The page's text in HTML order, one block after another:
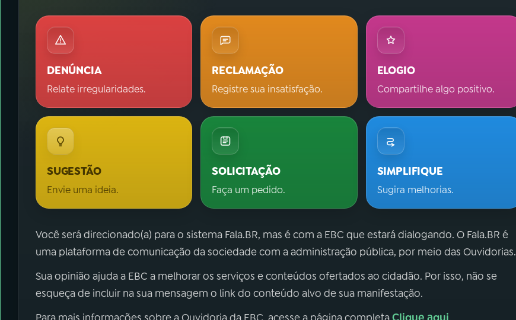
DENÚNCIA
Relate irregularidades.
RECLAMAÇÃO
Registre sua insatisfação.
ELOGIO
Compartilhe algo positivo.
SUGESTÃO
Envie uma ideia.
SOLICITAÇÃO
Faça um pedido.
SIMPLIFIQUE
Sugira melhorias.
Você será direcionado(a) para o sistema Fala.BR, mas é com a EBC que estará dialogando. O Fala.BR é
uma plataforma de comunicação da sociedade com a administração pública, por meio das Ouvidorias.
Sua opinião ajuda a EBC a melhorar os serviços e conteúdos ofertados ao cidadão. Por isso, não se
esqueça de incluir na sua mensagem o link do conteúdo alvo de sua manifestação.